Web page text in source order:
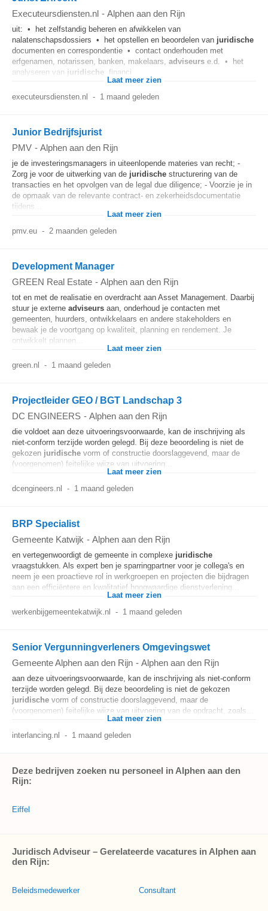
Executeursdiensten.nl - Alphen aan den Rijn
uit: • het zelfstandig beheren en afwikkelen van
nalatenschapsdossiers • het opstellen en beoordelen van juridische
documenten en correspondentie • contact onderhouden met
erfgenamen, notarissen, banken, makelaars, adviseurs e.d. • het
analyseren van juridische , financi...
Laat meer zien
executeursdiensten.nl - 1 maand geleden
Junior Bedrijfsjurist
PMV - Alphen aan den Rijn
je de investeringsmanagers in uiteenlopende materies van recht; -
Zorg je voor de uitwerking van de juridische structurering van de
transacties en het opvolgen van de legal due diligence; - Voorzie je in
de opmaak van de relevante contract- en zekerheidsdocumentatie
tijdens...
Laat meer zien
pmv.eu - 2 maanden geleden
Development Manager
GREEN Real Estate - Alphen aan den Rijn
tot en met de realisatie en overdracht aan Asset Management. Daarbij
stuur je externe adviseurs aan, onderhoud je contacten met
gemeenten, huurders, ontwikkelaars en andere stakeholders en
bewaak je de voortgang op kwaliteit, planning en rendement. Je
ontwikkelt plannen...
Laat meer zien
green.nl - 1 maand geleden
Projectleider GEO / BGT Landschap 3
DC ENGINEERS - Alphen aan den Rijn
die voldoet aan deze uitvoeringsvoorwaarde, kan de inschrijving als
niet‐conform terzijde worden gelegd. Bij deze beoordeling is niet de
gekozen juridische vorm of constructie doorslaggevend, maar de
(voorgenomen) feitelijke wijze van uitvoering...
Laat meer zien
dcengineers.nl - 1 maand geleden
BRP Specialist
Gemeente Katwijk - Alphen aan den Rijn
en vertegenwoordigt de gemeente in complexe juridische
vraagstukken. Als expert ben je sparringpartner voor je collega's en
neem je een proactieve rol in werkgroepen en projecten die bijdragen
aan een efficiëntere en kwalitatief hoogwaardige dienstverlening...
Laat meer zien
werkenbijgemeentekatwijk.nl - 1 maand geleden
Senior Vergunningverleners Omgevingswet
Gemeente Alphen aan den Rijn - Alphen aan den Rijn
aan deze uitvoeringsvoorwaarde, kan de inschrijving als niet‑conform
terzijde worden gelegd. Bij deze beoordeling is niet de gekozen
juridische vorm of constructie doorslaggevend, maar de
(voorgenomen) feitelijke wijze van uitvoering van de opdracht, zoals...
Laat meer zien
interlancing.nl - 1 maand geleden
Deze bedrijven zoeken nu personeel in Alphen aan den
Rijn:
Eiffel
Juridisch Adviseur – Gerelateerde vacatures in Alphen aan
den Rijn:
Beleidsmedewerker Consultant